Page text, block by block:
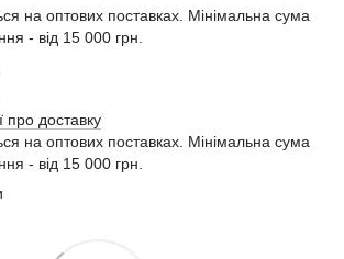
на оптових поставках. Мінімальна сума
- від 15 000 грн.
про доставку
на оптових поставках. Мінімальна сума
- від 15 000 грн.